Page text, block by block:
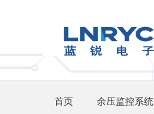
首页 余压监控系统